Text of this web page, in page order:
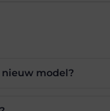
nieuw model?